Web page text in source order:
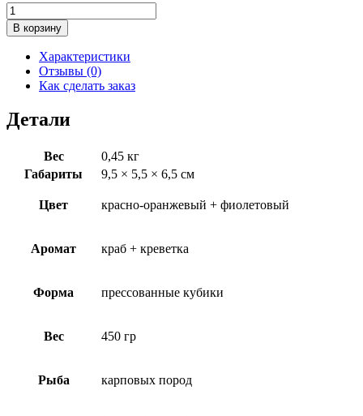
Количество
товара
Прикормка
прессованная
креветка
В корзину
Характеристики
Отзывы (0)
Как сделать заказ
Детали
Вес
0,45 кг
Габариты
9,5 × 5,5 × 6,5 см
Цвет красно-оранжевый + фиолетовый
Аромат краб + креветка
Форма прессованные кубики
Вес 450 гр
Рыба карповых пород